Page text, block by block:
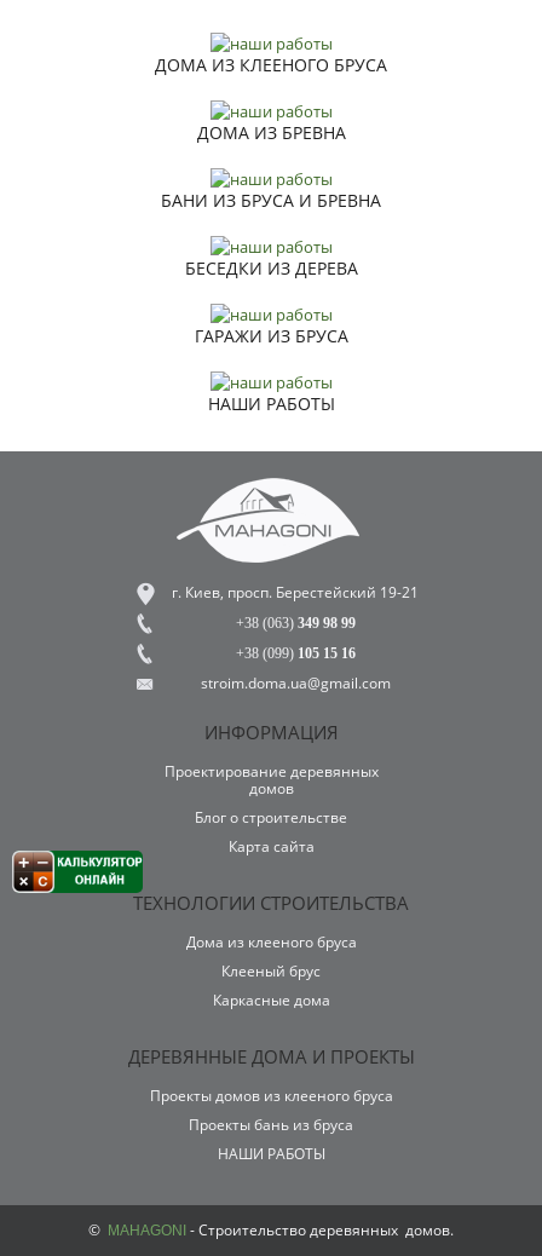
ДОМА ИЗ КЛEEНOГO БРУСА
ДОМА ИЗ БРЕВНА
БАНИ ИЗ БРУСА И БРЕВНА
БЕСЕДКИ ИЗ ДЕРЕВА
ГАРАЖИ ИЗ БРУСА
НАШИ РАБОТЫ
г. Киев, просп. Берестейский 19-21
+38 (063) 349 98 99
+38 (099) 105 15 16
stroim.doma.ua@gmail.com
ИНФОРМАЦИЯ
Проектирование деревянных
домов
Блог о строительстве
Карта сайта
ТЕХНОЛОГИИ СТРОИТЕЛЬСТВА
Дома из клeeнoгo бруса
Клееный брус
Каркасные дома
ДЕРЕВЯННЫЕ ДОМА И ПРОЕКТЫ
Прoeкты домов из клeeнoгo бруса
Прoeкты бань из бруса
НАШИ РАБОТЫ
© MAHAGONI - Строительство деревянных домов.